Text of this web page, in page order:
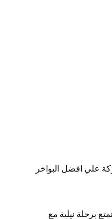
علي افضل البواخر
برحلة نيلية مع